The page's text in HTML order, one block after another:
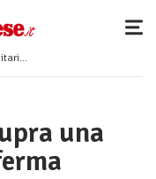
persone
una